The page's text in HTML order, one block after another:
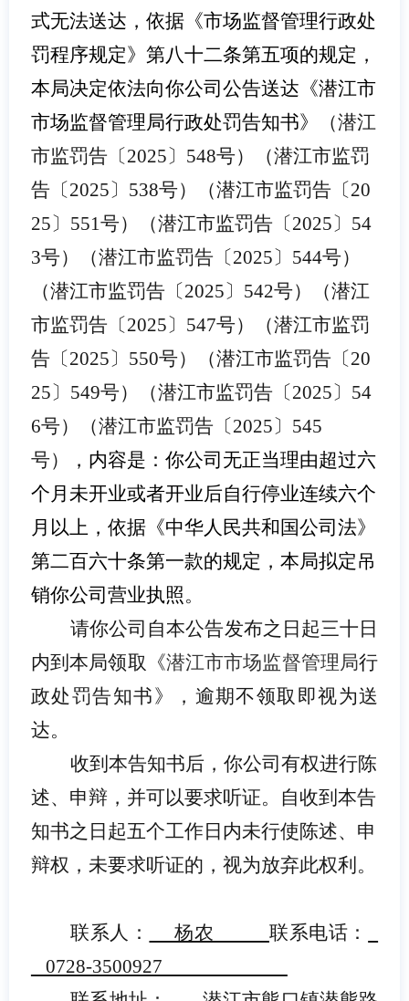
式无法送达，依据《市场监督管理行政处
罚程序规定》第八十二条第五项的规定，
本局决定依法向你公司公告送达《潜江市
市场监督管理局行政处罚告知书》
（潜江
市监罚告〔2025〕548号）（潜江市监罚
告〔2025〕538号）（潜江市监罚告〔20
25〕551号）（潜江市监罚告〔2025〕54
3号）（潜江市监罚告〔2025〕544号）
（潜江市监罚告〔2025〕542号）（潜江
市监罚告〔2025〕547号）（潜江市监罚
告〔2025〕550号）（潜江市监罚告〔20
25〕549号）（潜江市监罚告〔2025〕54
6号）（潜江市监罚告〔2025〕545
号）
，内容是：你公司无正当理由超过六
个月未开业或者开业后自行停业连续六个
月以上，依据《中华人民共和国公司法》
第二百六十条第一款的规定，本局拟定吊
销你公司营业执照。
请你公司自本公告发布之日起三十日
内到本局领取《潜江市市场监督管理局行
政处罚告知书》，逾期不领取即视为送
达。
收到本告知书后，你公司有权进行陈
述、申辩，并可以要求听证。自收到本告
知书之日起五个工作日内未行使陈述、申
辩权，未要求听证的，视为放弃此权利。
联系人： 杨农 联系电话：
0728-3500927